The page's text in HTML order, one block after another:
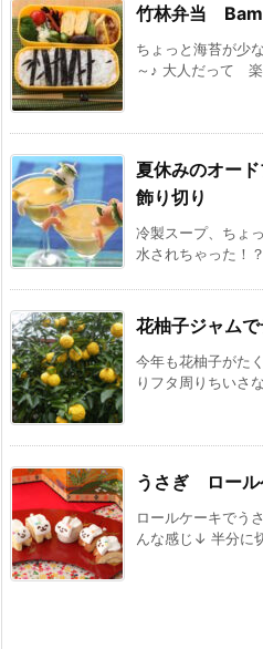
竹林弁当
ちょっと海苔が少
～♪ 大人だって
夏休みのオー
飾り切り
冷製スープ、ちょ
水されちゃった！
花柚子ジャム
今年も花柚子がた
りフタ周りちいさ
うさぎ ロー
ロールケーキでう
んな感じ↓ 半分に